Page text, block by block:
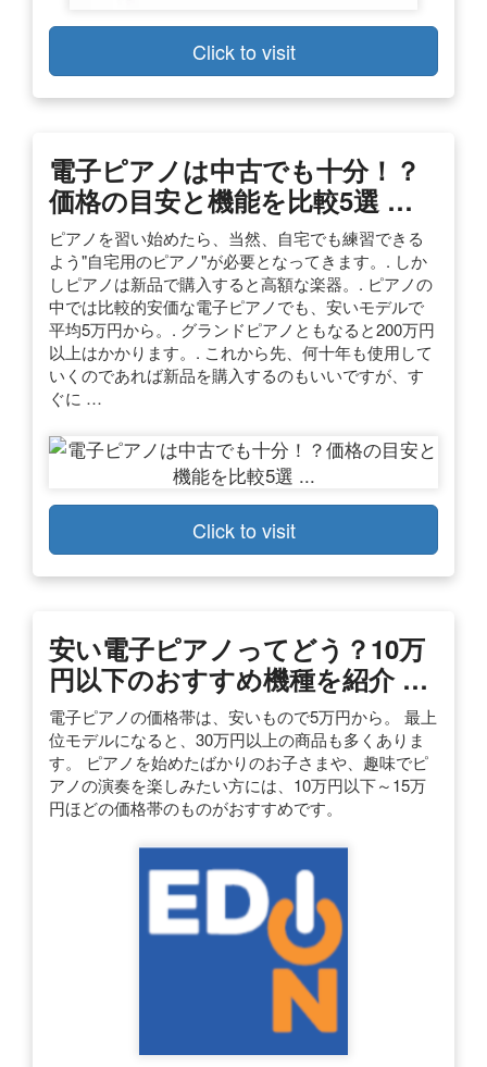
Click to visit
電子ピアノは中古でも十分！？
価格の目安と機能を比較5選 …
ピアノを習い始めたら、当然、自宅でも練習できる
よう"自宅用のピアノ"が必要となってきます。. しか
しピアノは新品で購入すると高額な楽器。. ピアノの
中では比較的安価な電子ピアノでも、安いモデルで
平均5万円から。. グランドピアノともなると200万円
以上はかかります。. これから先、何十年も使用して
いくのであれば新品を購入するのもいいですが、す
ぐに …
Click to visit
安い電子ピアノってどう？10万
円以下のおすすめ機種を紹介 …
電子ピアノの価格帯は、安いもので5万円から。 最上
位モデルになると、30万円以上の商品も多くありま
す。 ピアノを始めたばかりのお子さまや、趣味でピ
アノの演奏を楽しみたい方には、10万円以下～15万
円ほどの価格帯のものがおすすめです。